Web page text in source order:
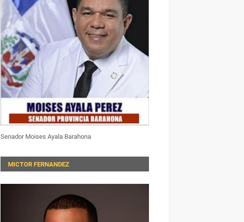
Senador Moises Ayala Barahona
MICTOR FERNANDEZ